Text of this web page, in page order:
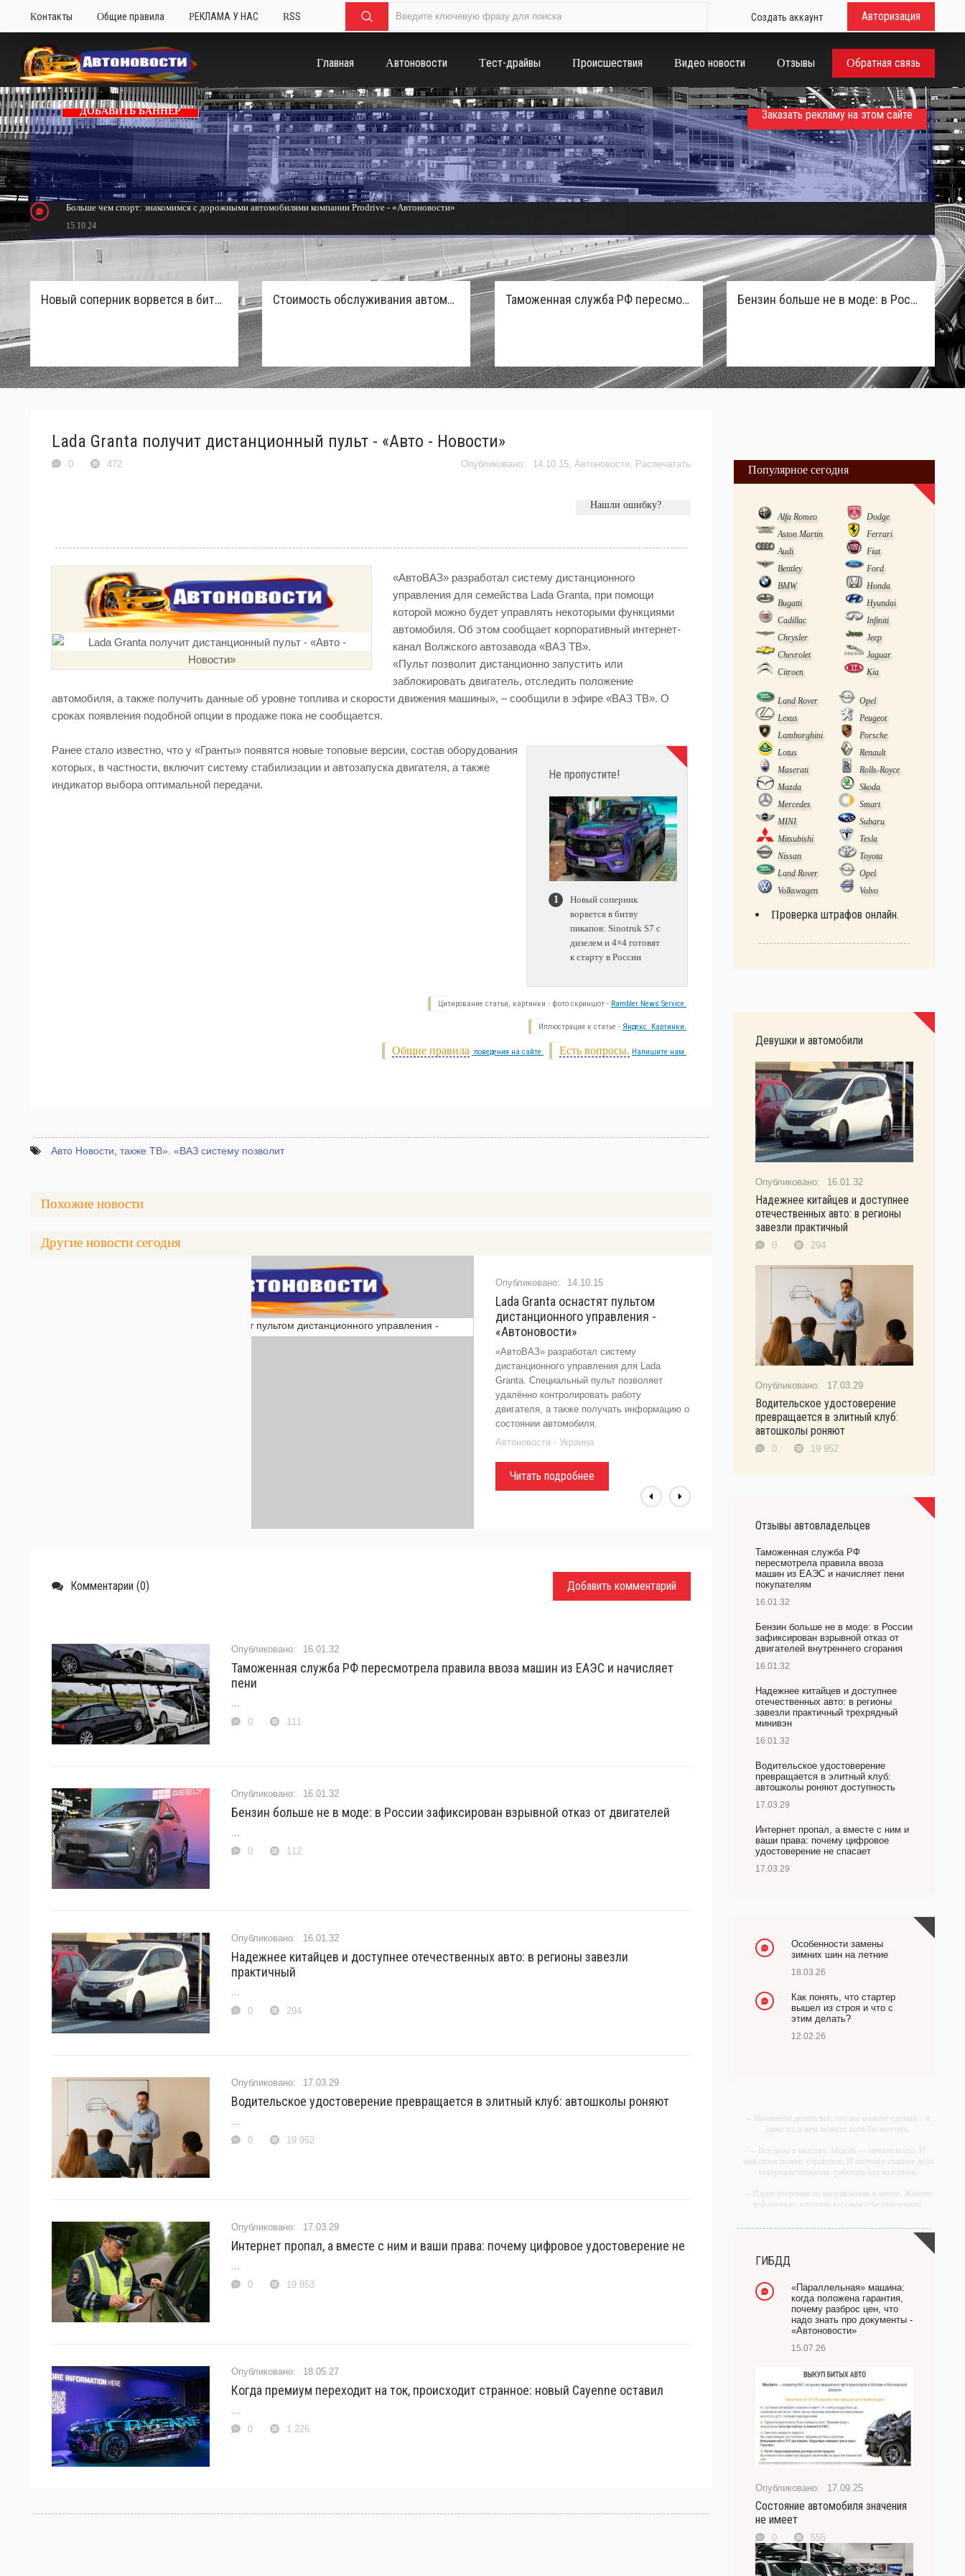
Контакты Общие правила РЕКЛАМА У НАС RSS Создать аккаунт Авторизация
Главная Автоновости Тест-драйвы Происшествия Видео новости Отзывы Обратная связь
ДОБАВИТЬ БАННЕР
Больше чем спорт: знакомимся с дорожными автомобилями компании Prodrive - «Автоновости»
15.10.24
Тюнинг Mitsubishi Eclipse. Самый быстрый передний привод России с бензиновым мотором - «Тюнинг и автоспорт»
Заказать рекламу на этом сайте
Новый соперник ворвется в битву пикапов: Sinotruk S7 с дизелем и 4×4 готовят к старту в России Стоимость обслуживания автомобилей в России вырастет из-за дефицита кадров Таможенная служба РФ пересмотрела правила ввоза машин из ЕАЭС и начисляет пени покупателям Бензин больше не в моде: в России зафиксирован взрывной отказ от двигателей внутреннего сгорания
Lada Granta получит дистанционный пульт - «Авто - Новости»
14.10.15, Автоновости, Распечатать
0 472
Нашли ошибку?
«АвтоВАЗ» разработал систему дистанционного
управления для семейства Lada Granta, при помощи
которой можно будет управлять некоторыми функциями
автомобиля. Об этом сообщает корпоративный интернет-
канал Волжского автозавода «ВАЗ ТВ».
«Пульт позволит дистанционно запустить или
заблокировать двигатель, отследить положение
автомобиля, а также получить данные об уровне топлива и скорости движения машины», – сообщили в эфире «ВАЗ ТВ». О
сроках появления подобной опции в продаже пока не сообщается.
Не пропустите!
Новый соперник
ворвется в битву
пикапов: Sinotruk S7 с
дизелем и 4×4 готовят
к старту в России
Ранее стало известно, что у «Гранты» появятся новые топовые версии, состав оборудования
которых, в частности, включит систему стабилизации и автозапуска двигателя, а также
индикатор выбора оптимальной передачи.
Цитирование статьи, картинки - фото скриншот - Rambler News Service.
Иллюстрация к статье - Яндекс. Картинки.
Есть вопросы. Напишите нам.
Общие правила поведения на сайте.
Авто Новости также ТВ». «ВАЗ систему позволит
Похожие новости
Другие новости сегодня
14.10.15
Lada Granta оснастят пультом
дистанционного управления -
«Автоновости»
«АвтоВАЗ» разработал систему
дистанционного управления для Lada
Granta. Специальный пульт позволяет
удалённо контролировать работу
двигателя, а также получать информацию о
состоянии автомобиля.
Автоновости - Украина
Читать подробнее
Комментарии (0) Добавить комментарий
16.01.32
Таможенная служба РФ пересмотрела правила ввоза машин из ЕАЭС и начисляет
пени
...
0
111
16.01.32
Бензин больше не в моде: в России зафиксирован взрывной отказ от двигателей
...
0
112
16.01.32
Надежнее китайцев и доступнее отечественных авто: в регионы завезли
практичный
...
0
294
17.03.29
Водительское удостоверение превращается в элитный клуб: автошколы роняют
...
0
19 952
17.03.29
Интернет пропал, а вместе с ним и ваши права: почему цифровое удостоверение не
...
0
19 853
18.05.27
Когда премиум переходит на ток, происходит странное: новый Cayenne оставил
...
0
1 226
Популярное сегодня
Alfa Romeo
Dodge
Aston Martin
Ferrari
Audi
Fiat
Bentley
Ford
BMW
Honda
Bugatti
Hyundai
Cadillac
Infiniti
Chrysler
Jeep
Chevrolet
Jaguar
Citroen
Kia
Land Rover
Opel
Lexus
Peugeot
Lamborghini
Porsche
Lotus
Renault
Maserati
Rolls-Royce
Mazda
Skoda
Mercedes
Smart
MINI
Subaru
Mitsubishi
Tesla
Nissan
Toyota
Land Rover
Opel
Volkswagen
Volvo
Проверка штрафов онлайн.
Девушки и автомобили
16.01.32
Надежнее китайцев и доступнее
отечественных авто: в регионы
завезли практичный
0 294
17.03.29
Водительское удостоверение
превращается в элитный клуб:
автошколы роняют
0 19 952
Отзывы автовладельцев
Таможенная служба РФ
пересмотрела правила ввоза
машин из ЕАЭС и начисляет пени
покупателям
16.01.32
Бензин больше не в моде: в России
зафиксирован взрывной отказ от
двигателей внутреннего сгорания
16.01.32
Надежнее китайцев и доступнее
отечественных авто: в регионы
завезли практичный трехрядный
минивэн
16.01.32
Водительское удостоверение
превращается в элитный клуб:
автошколы роняют доступность
17.03.29
Интернет пропал, а вместе с ним и
ваши права: почему цифровое
удостоверение не спасает
17.03.29
Особенности замены
зимних шин на летние
18.03.26
Как понять, что стартер
вышел из строя и что с
этим делать?
12.02.26
-- Начинайте делать все, что вы можете сделать – и
даже то, о чем можете хотя бы мечтать.
-- Все дело в мыслях. Мысль — начало всего. И
мыслями можно управлять. И поэтому главное дело
совершенствования: работать над мыслями.
-- Идите уверенно по направлению к мечте. Живите
той жизнью, которую вы сами себе придумали.
-- Самое большое богатство — это ум. Самая
большая нищета — глупость. Из всех страхов самый
-- Лучшее, что можно сделать с хорошим советом,
это пропустить его мимо ушей. Он никогда не бывает
полезен никому, кроме того, кто его дал.
-- Люблю давать советы и очень не люблю, когда их
дают мне.
ГИБДД
«Параллельная» машина:
когда положена гарантия,
почему разброс цен, что
надо знать про документы -
«Автоновости»
15.07.26
17.09.25
Состояние автомобиля значения
не имеет
0 555